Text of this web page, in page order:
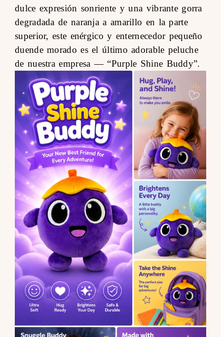
dulce expresión sonriente y una vibrante gorra
degradada de naranja a amarillo en la parte
superior, este enérgico y enternecedor pequeño
duende morado es el último adorable peluche
de nuestra empresa — “Purple Shine Buddy”.